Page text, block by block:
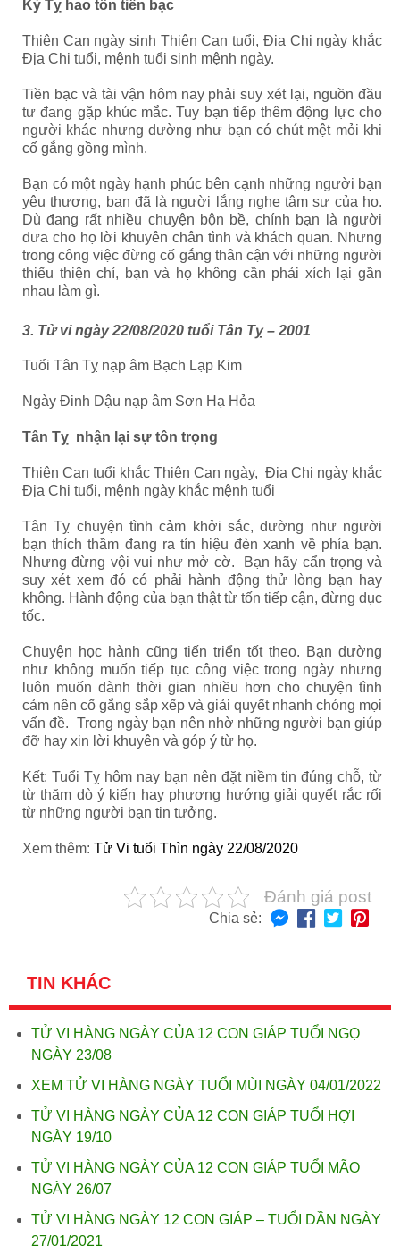
Kỷ Tỵ hao tổn tiền bạc
Thiên Can ngày sinh Thiên Can tuổi, Địa Chi ngày khắc
Địa Chi tuổi, mệnh tuổi sinh mệnh ngày.
Tiền bạc và tài vận hôm nay phải suy xét lại, nguồn đầu
tư đang gặp khúc mắc. Tuy bạn tiếp thêm động lực cho
người khác nhưng dường như bạn có chút mệt mỏi khi
cố gắng gồng mình.
Bạn có một ngày hạnh phúc bên cạnh những người bạn
yêu thương, bạn đã là người lắng nghe tâm sự của họ.
Dù đang rất nhiều chuyện bộn bề, chính bạn là người
đưa cho họ lời khuyên chân tình và khách quan. Nhưng
trong công việc đừng cố gắng thân cận với những người
thiếu thiện chí, bạn và họ không cần phải xích lại gần
nhau làm gì.
3. Tử vi ngày 22/08/2020 tuổi Tân Tỵ – 2001
Tuổi Tân Tỵ nạp âm Bạch Lạp Kim
Ngày Đinh Dậu nạp âm Sơn Hạ Hỏa
Tân Tỵ nhận lại sự tôn trọng
Thiên Can tuổi khắc Thiên Can ngày, Địa Chi ngày khắc
Địa Chi tuổi, mệnh ngày khắc mệnh tuổi
Tân Tỵ chuyện tình cảm khởi sắc, dường như người
bạn thích thầm đang ra tín hiệu đèn xanh về phía bạn.
Nhưng đừng vội vui như mở cờ. Bạn hãy cẩn trọng và
suy xét xem đó có phải hành động thử lòng bạn hay
không. Hành động của bạn thật từ tốn tiếp cận, đừng dục
tốc.
Chuyện học hành cũng tiến triển tốt theo. Bạn dường
như không muốn tiếp tục công việc trong ngày nhưng
luôn muốn dành thời gian nhiều hơn cho chuyện tình
cảm nên cố gắng sắp xếp và giải quyết nhanh chóng mọi
vấn đề. Trong ngày bạn nên nhờ những người bạn giúp
đỡ hay xin lời khuyên và góp ý từ họ.
Kết: Tuổi Tỵ hôm nay bạn nên đặt niềm tin đúng chỗ, từ
từ thăm dò ý kiến hay phương hướng giải quyết rắc rối
từ những người bạn tin tưởng.
Xem thêm: Tử Vi tuổi Thìn ngày 22/08/2020
Đánh giá post
Chia sẻ:
TIN KHÁC
TỬ VI HÀNG NGÀY CỦA 12 CON GIÁP TUỔI NGỌ
NGÀY 23/08
XEM TỬ VI HÀNG NGÀY TUỔI MÙI NGÀY 04/01/2022
TỬ VI HÀNG NGÀY CỦA 12 CON GIÁP TUỔI HỢI
NGÀY 19/10
TỬ VI HÀNG NGÀY CỦA 12 CON GIÁP TUỔI MÃO
NGÀY 26/07
TỬ VI HÀNG NGÀY 12 CON GIÁP – TUỔI DẦN NGÀY
27/01/2021